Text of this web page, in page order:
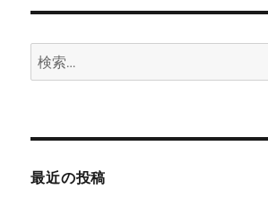
ン
検
索:
最近の投稿